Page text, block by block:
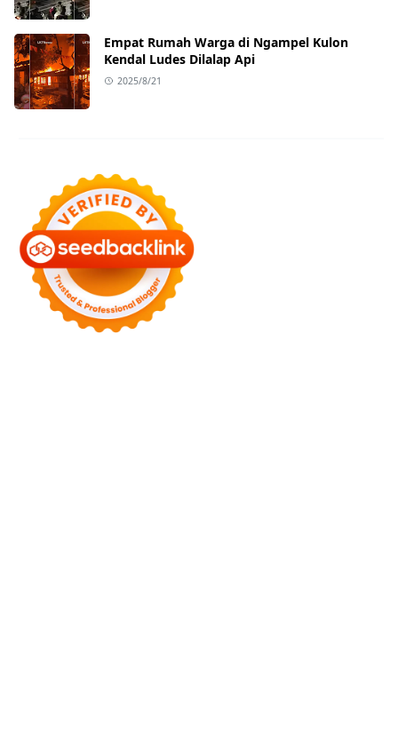
Empat Rumah Warga di Ngampel Kulon
Kendal Ludes Dilalap Api
2025/8/21